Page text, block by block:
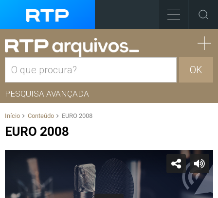
OK
PESQUISA AVANÇADA
Início Conteúdo EURO 2008
EURO 2008